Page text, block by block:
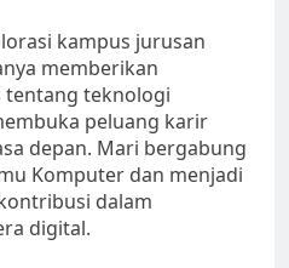
kampus jurusan
memberikan
tentang teknologi
peluang karir
depan. Mari bergabung
Komputer dan menjadi
dalam
digital.